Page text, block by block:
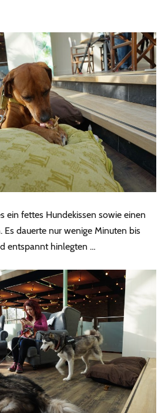
ein fettes Hundekissen sowie einen
Es dauerte nur wenige Minuten bis
entspannt hinlegten …